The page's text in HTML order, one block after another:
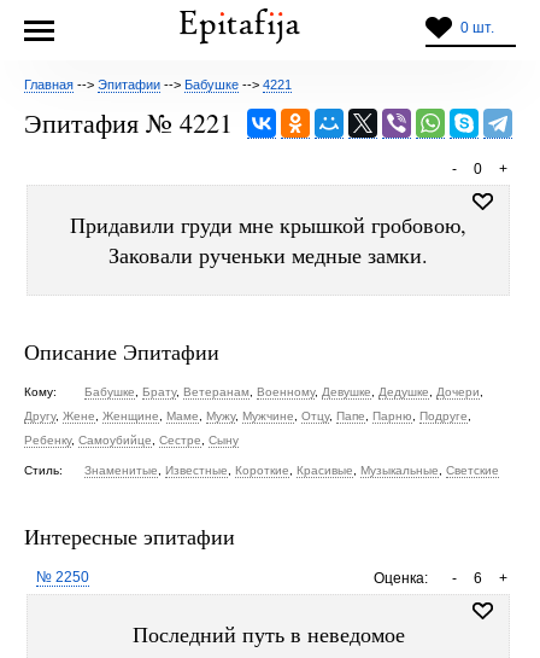
0 шт.
Главная --> Эпитафии --> Бабушке --> 4221
Эпитафия № 4221
+
0
-
Придавили груди мне крышкой гробовою,
Заковали рученьки медные замки.
Описание Эпитафии
Кому: Бабушке Брату, Ветеранам Военному, Девушке Дедушке Дочери
Другу, Жене Женщине Маме Мужу, Мужчине Отцу, Папе Парню Подруге
Ребенку, Самоубийце Сестре Сыну
Стиль: Знаменитые Известные Короткие Красивые Музыкальные Светские
Интересные эпитафии
Оценка: +
6
-
№ 2250
Последний путь в неведомое